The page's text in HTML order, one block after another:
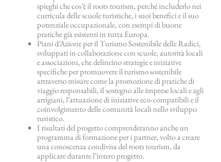
spieghi che cos’è il roots tourism, perché includerlo nei
curricula delle scuole turistiche, i suoi benefici e il suo
potenziale occupazionale, con esempi di buone
pratiche già esistenti in tutta Europa.
Piani d’Azione per il Turismo Sostenibile delle Radici,
sviluppati in collaborazione con scuole, autorità locali
e associazioni, che delineino strategie e iniziative
specifiche per promuovere il turismo sostenibile
attraverso misure come la promozione di pratiche di
viaggio responsabili, il sostegno alle imprese locali e agli
artigiani, l’attuazione di iniziative eco-compatibili e il
coinvolgimento delle comunità locali nello sviluppo
turistico.
I risultati del progetto comprenderanno anche un
programma di formazione per i partner, volto a creare
una conoscenza condivisa del roots tourism, da
applicare durante l’intero progetto.